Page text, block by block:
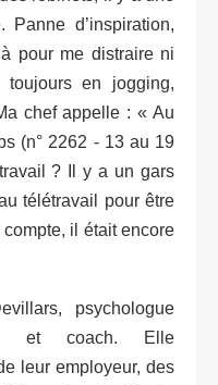
Panne d’inspiration,
pour me distraire ni
en jogging,
chef appelle : « Au
(n° 2262 - 13 au 19
? Il y a un gars
télétravail pour être
il était encore
psychologue
et coach. Elle
leur employeur, des